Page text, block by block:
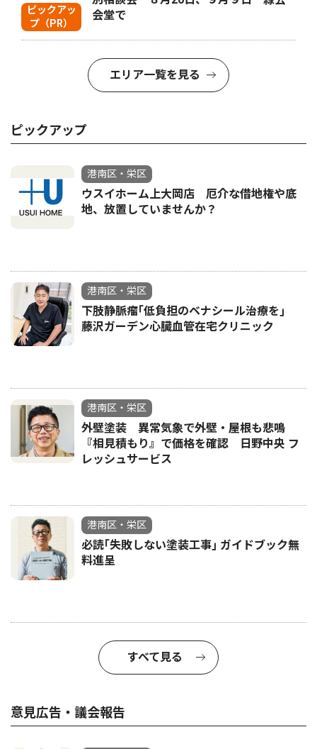
ピックアッ
プ（PR）
会堂で
エリア一覧を見る
ピックアップ
港南区・栄区
ウスイホーム上大岡店 厄介な借地権や底
地、放置していませんか？
港南区・栄区
下肢静脈瘤｢低負担のベナシール治療を｣
藤沢ガーデン心臓血管在宅クリニック
港南区・栄区
外壁塗装 異常気象で外壁・屋根も悲鳴
『相見積もり』で価格を確認 日野中央 フ
レッシュサービス
港南区・栄区
必読｢失敗しない塗装工事｣ ガイドブック無
料進呈
すべて見る
意見広告・議会報告